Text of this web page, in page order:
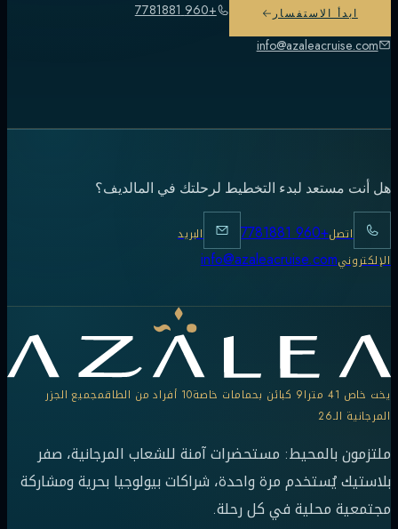
ابدأ الاستفسار
+960 7781881
info@azaleacruise.com
هل أنت مستعد لبدء التخطيط لرحلتك في المالديف؟
اتصل+960 7781881
البريد
الإلكترونيinfo@azaleacruise.com
يخت خاص 41 مترا 9 كبائن بحمامات خاصة 10 أفراد من الطاقم
جميع الجزر
المرجانية الـ26
ملتزمون بالمحيط: مستحضرات آمنة للشعاب المرجانية، صفر
بلاستيك يُستخدم مرة واحدة، شراكات بيولوجيا بحرية ومشاركة
مجتمعية محلية في كل رحلة.